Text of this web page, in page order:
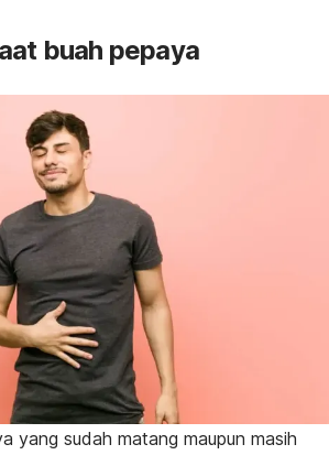
buah pepaya
yang sudah matang maupun masih